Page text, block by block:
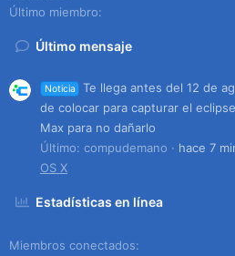
Último miembro
Último mensaje
Noticia
Te llega antes del 12 de
de colocar para capturar el
Max para no dañarlo
Último: compudemano
hace 7
OS X
Estadísticas en línea
Miembros conectados